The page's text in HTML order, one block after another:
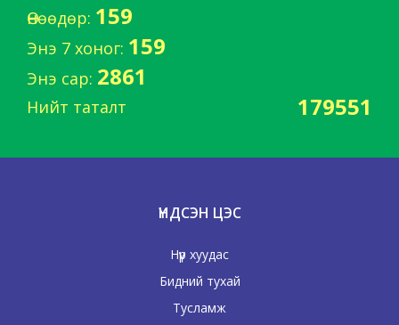
Өнөөдөр: 159
Энэ 7 хоног: 159
Энэ сар: 2861
Нийт таталт 179551
ҮНДСЭН ЦЭС
Нүүр хуудас
Бидний тухай
Тусламж